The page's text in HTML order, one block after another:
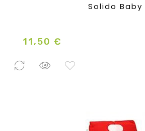
Solido Baby
Prezzo
11,50 €